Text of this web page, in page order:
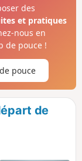
des
et pratiques
nous en
de pouce !
pouce
de